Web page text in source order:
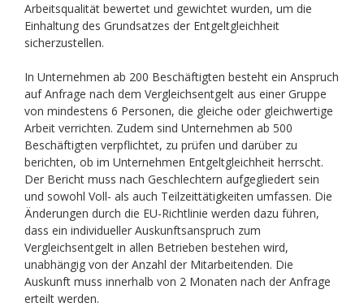
Arbeitsqualität bewertet und gewichtet wurden, um die
Einhaltung des Grundsatzes der Entgeltgleichheit
sicherzustellen.
In Unternehmen ab 200 Beschäftigten besteht ein Anspruch
auf Anfrage nach dem Vergleichsentgelt aus einer Gruppe
von mindestens 6 Personen, die gleiche oder gleichwertige
Arbeit verrichten. Zudem sind Unternehmen ab 500
Beschäftigten verpflichtet, zu prüfen und darüber zu
berichten, ob im Unternehmen Entgeltgleichheit herrscht.
Der Bericht muss nach Geschlechtern aufgegliedert sein
und sowohl Voll- als auch Teilzeittätigkeiten umfassen. Die
Änderungen durch die EU-Richtlinie werden dazu führen,
dass ein individueller Auskunftsanspruch zum
Vergleichsentgelt in allen Betrieben bestehen wird,
unabhängig von der Anzahl der Mitarbeitenden. Die
Auskunft muss innerhalb von 2 Monaten nach der Anfrage
erteilt werden.